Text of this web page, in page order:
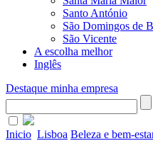
Santo António
São Domingos de
São Vicente
A escolha melhor
Inglês
Destaque minha empresa
Inicio Lisboa Beleza e bem-